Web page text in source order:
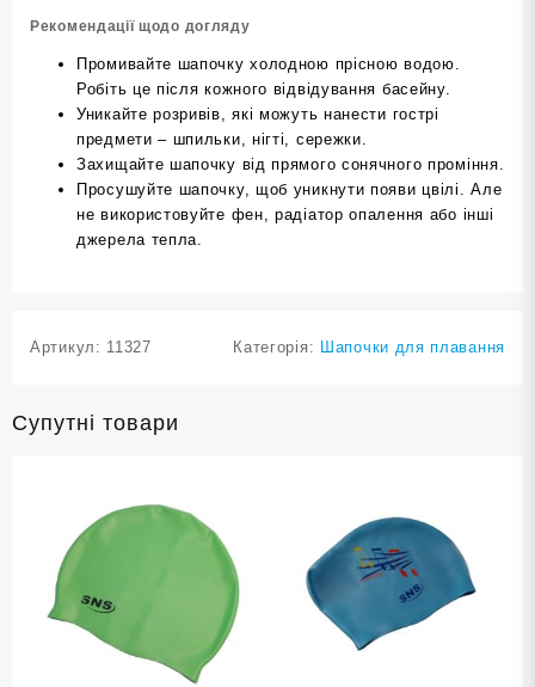
Рекомендації щодо догляду
Промивайте шапочку холодною прісною водою.
Робіть це після кожного відвідування басейну.
Уникайте розривів, які можуть нанести гострі
предмети – шпильки, нігті, сережки.
Захищайте шапочку від прямого сонячного проміння.
Просушуйте шапочку, щоб уникнути появи цвілі. Але
не використовуйте фен, радіатор опалення або інші
джерела тепла.
Артикул: 11327 Категорія: Шапочки для плавання
Супутні товари